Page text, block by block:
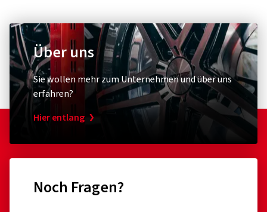
Über uns
Sie wollen mehr zum Unternehmen und über uns
erfahren?
Hier entlang
Noch Fragen?